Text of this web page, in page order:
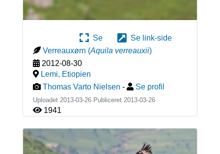
Se
Se link-side
Verreauxørn (Aquila verreauxii)
2012-08-30
Lemi, Etiopien
Thomas Varto Nielsen - Se profil
Uploadet 2013-03-26 Publiceret 2013-03-26
1941